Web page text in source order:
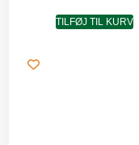
TILFØJ TIL KURV